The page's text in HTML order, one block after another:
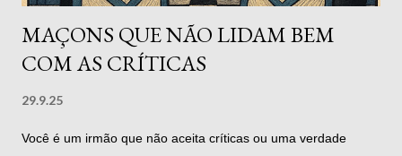
MAÇONS QUE NÃO LIDAM BEM
COM AS CRÍTICAS
29.9.25
Você é um irmão que não aceita críticas ou uma verdade